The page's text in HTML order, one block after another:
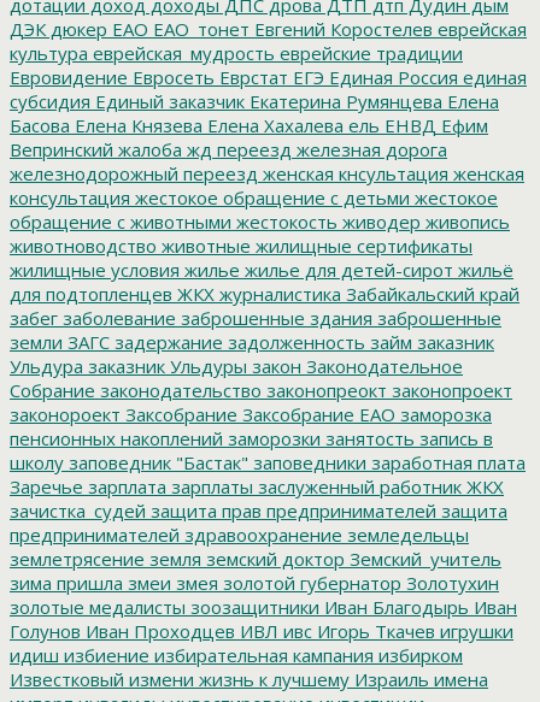
ДЭК дюкер ЕАО ЕАО_тонет Евгений Коростелев еврейская
культура еврейская_мудрость еврейские традиции
Евровидение Евросеть Еврстат ЕГЭ Единая Россия единая
субсидия Единый заказчик Екатерина Румянцева Елена
Басова Елена Князева Елена Хахалева ель ЕНВД Ефим
Вепринский жалоба жд переезд железная дорога
железнодорожный переезд женская кнсультация женская
консультация жестокое обращение с детьми жестокое
обращение с животными жестокость живодер живопись
животноводство животные жилищные сертификаты
жилищные условия жилье жилье для детей-сирот жильё
для подтопленцев ЖКХ журналистика Забайкальский край
забег заболевание заброшенные здания заброшенные
земли ЗАГС задержание задолженность займ заказник
Ульдура заказник Ульдуры закон Законодательное
Собрание законодательство законопреокт законопроект
законороект Заксобрание Заксобрание ЕАО заморозка
пенсионных накоплений заморозки занятость запись в
школу заповедник "Бастак" заповедники заработная плата
Заречье зарплата зарплаты заслуженный работник ЖКХ
зачистка_судей защита прав предпринимателей защита
предпринимателей здравоохранение земледельцы
землетрясение земля земский доктор Земский_учитель
зима пришла змеи змея золотой губернатор Золотухин
золотые медалисты зоозащитники Иван Благодырь Иван
Голунов Иван Проходцев ИВЛ ивс Игорь Ткачев игрушки
идиш избиение избирательная кампания избирком
Известковый измени жизнь к лучшему Израиль имена